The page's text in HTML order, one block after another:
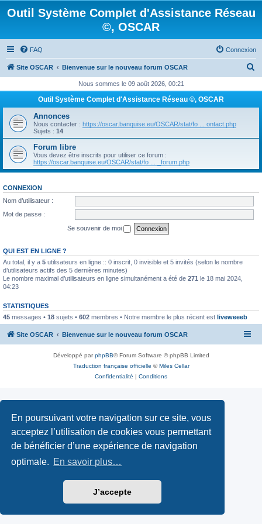
En poursuivant votre navigation sur ce site, vous
acceptez l’utilisation de cookies vous permettant
de bénéficier d’une expérience de navigation
optimale. En savoir plus…
J’accepte
Outil Système Complet d'Assistance Réseau
©, OSCAR
FAQ Connexion
Site OSCAR Bienvenue sur le nouveau forum OSCAR
h
r
r
Nous sommes le 09 août 2026, 00:21
Outil Système Complet d'Assistance Réseau ©, OSCAR
Annonces
Nous contacter : https://oscar.banquise.eu/OSCAR/stat/fo ... ontact.php
Sujets : 14
Forum libre
Vous devez être inscrits pour utiliser ce forum :
https://oscar.banquise.eu/OSCAR/stat/fo ... _forum.php
CONNEXION
Nom d’utilisateur :
Mot de passe :
Se souvenir de moi
QUI EST EN LIGNE ?
Au total, il y a 5 utilisateurs en ligne :: 0 inscrit, 0 invisible et 5 invités (selon le nombre
d’utilisateurs actifs des 5 dernières minutes)
Le nombre maximal d’utilisateurs en ligne simultanément a été de 271 le 18 mai 2024,
04:23
STATISTIQUES
45 messages • 18 sujets • 602 membres • Notre membre le plus récent est liveweeeb
Site OSCAR Bienvenue sur le nouveau forum OSCAR
Développé parphpBB® Forum Software © phpBB Limited
Traduction française officielle ©Miles Cellar
Confidentialité | Conditions